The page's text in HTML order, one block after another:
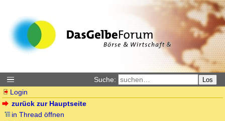
Suche: Los
Login
zurück zur Hauptseite
in Thread öffnen